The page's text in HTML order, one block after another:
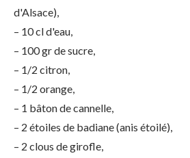
d'Alsace),
– 10 cl d'eau,
– 100 gr de sucre,
– 1/2 citron,
– 1/2 orange,
– 1 bâton de cannelle,
– 2 étoiles de badiane (anis étoilé),
– 2 clous de girofle,